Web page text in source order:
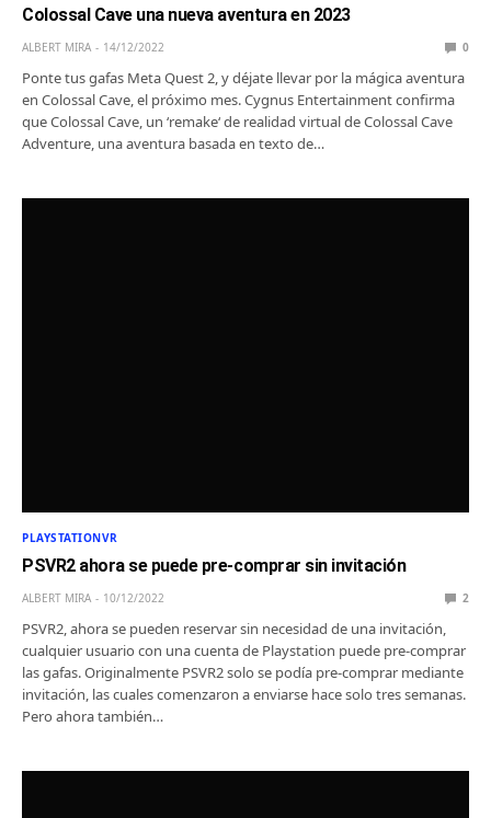
Colossal Cave una nueva aventura en 2023
ALBERT MIRA 14/12/2022 0
Ponte tus gafas Meta Quest 2, y déjate llevar por la mágica aventura
en Colossal Cave, el próximo mes. Cygnus Entertainment confirma
que Colossal Cave, un ‘remake‘ de realidad virtual de Colossal Cave
Adventure, una aventura basada en texto de…
PLAYSTATIONVR
PSVR2 ahora se puede pre-comprar sin invitación
ALBERT MIRA 10/12/2022 2
PSVR2, ahora se pueden reservar sin necesidad de una invitación,
cualquier usuario con una cuenta de Playstation puede pre-comprar
las gafas. Originalmente PSVR2 solo se podía pre-comprar mediante
invitación, las cuales comenzaron a enviarse hace solo tres semanas.
Pero ahora también…